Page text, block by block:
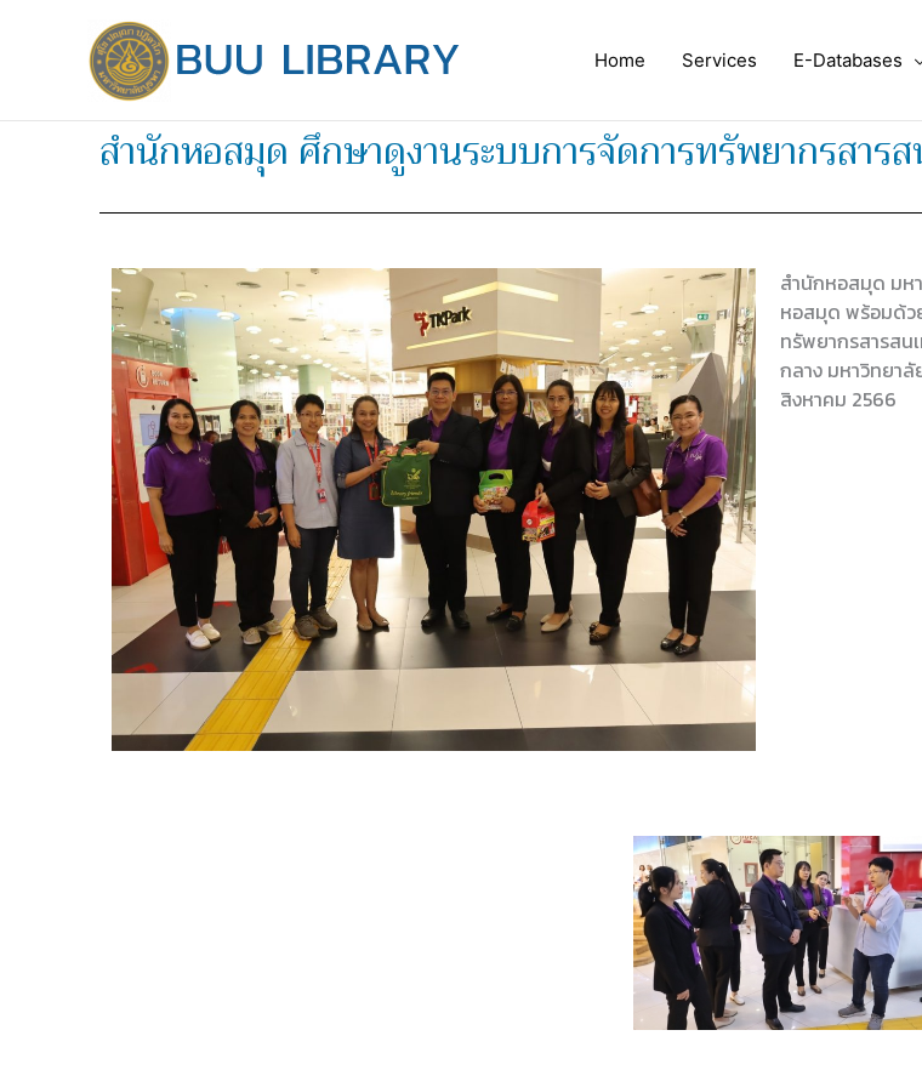
Home Services E-Databases
สำนักหอสมุด ศึกษาดูงานระบบการจัดการทรัพยากรสารส
สำนักหอสมุด มห
หอสมุด พร้อมด้ว
ทรัพยากรสารสน
กลาง มหาวิทยาลั
สิงหาคม 2566